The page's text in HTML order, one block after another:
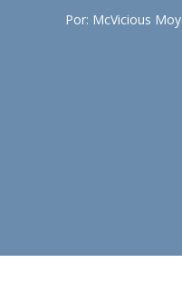
Por: McVicious